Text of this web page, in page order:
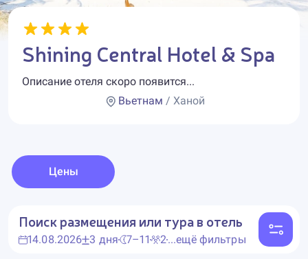
Shining Central Hotel & Spa
Описание отеля скоро появится...
Вьетнам / Ханой
Цены
Поиск размещения или тура в отель
14.08.2026 3 дня 7–11 2...ещё фильтры